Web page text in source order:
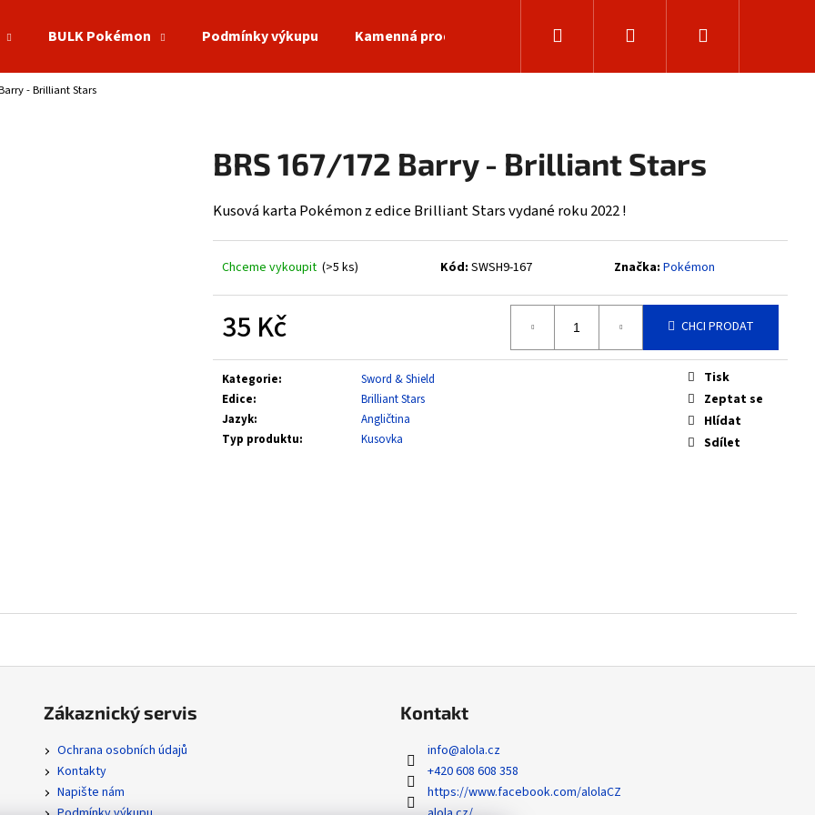
BULK Pokémon Podmínky výkupu Kamenná prodejna Přihlášení
- Brilliant Stars
BRS 167/172 Barry - Brilliant Stars
Kusová karta Pokémon z edice Brilliant Stars vydané roku 2022 !
Chceme vykoupit (>5 ks) Kód: SWSH9-167 Značka: Pokémon
35 Kč
cena:
CHCI PRODAT
Kategorie:
Sword & Shield
Edice:
Brilliant Stars
Jazyk:
Angličtina
Typ produktu: Kusovka
Tisk
Zeptat se
Hlídat
Sdílet
Co potřebujete najít?
HLEDAT
Následující
SVP 051 SNORLAX - BLACK STAR PROMOS
POR 104/088 MEGA ZYGARDE EX - PERFECT
Zákaznický servis
Ochrana osobních údajů
Kontakty
Napište nám
Kontakt
info@alola.cz
+420 608 608 358
https://www.facebook.com/alolaCZ